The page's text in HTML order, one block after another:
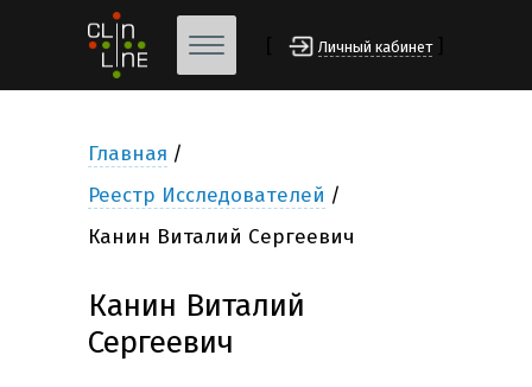
Личный кабинет
Главная
Реестр Исследователей
Канин Виталий Сергеевич
Канин Виталий
Сергеевич